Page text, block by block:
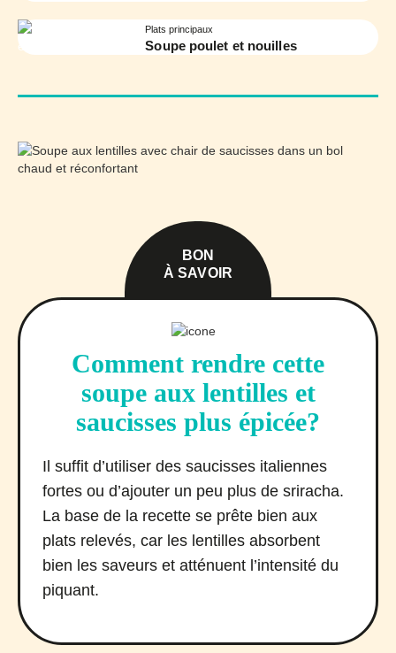
Plats principaux
Soupe poulet et nouilles
BON
À SAVOIR
Comment rendre cette
soupe aux lentilles et
saucisses plus épicée?
Il suffit d’utiliser des saucisses italiennes
fortes ou d’ajouter un peu plus de sriracha.
La base de la recette se prête bien aux
plats relevés, car les lentilles absorbent
bien les saveurs et atténuent l’intensité du
piquant.